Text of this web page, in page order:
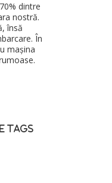
dintre
nostră.
însă
În
mașina
Tags